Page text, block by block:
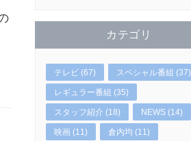
カテゴリ
テレビ (67) スペシャル番組 (37)
レギュラー番組 (35)
スタッフ紹介 (18) NEWS (14)
映画 (11) 倉内均 (11)